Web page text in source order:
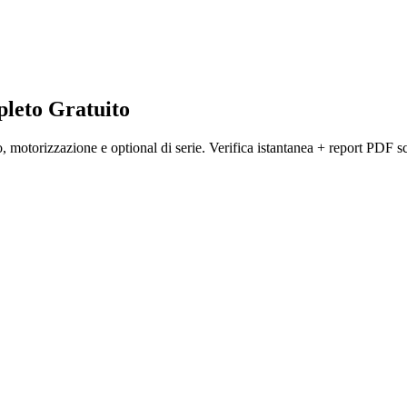
Gratuito
e optional di serie. Verifica istantanea + report PDF